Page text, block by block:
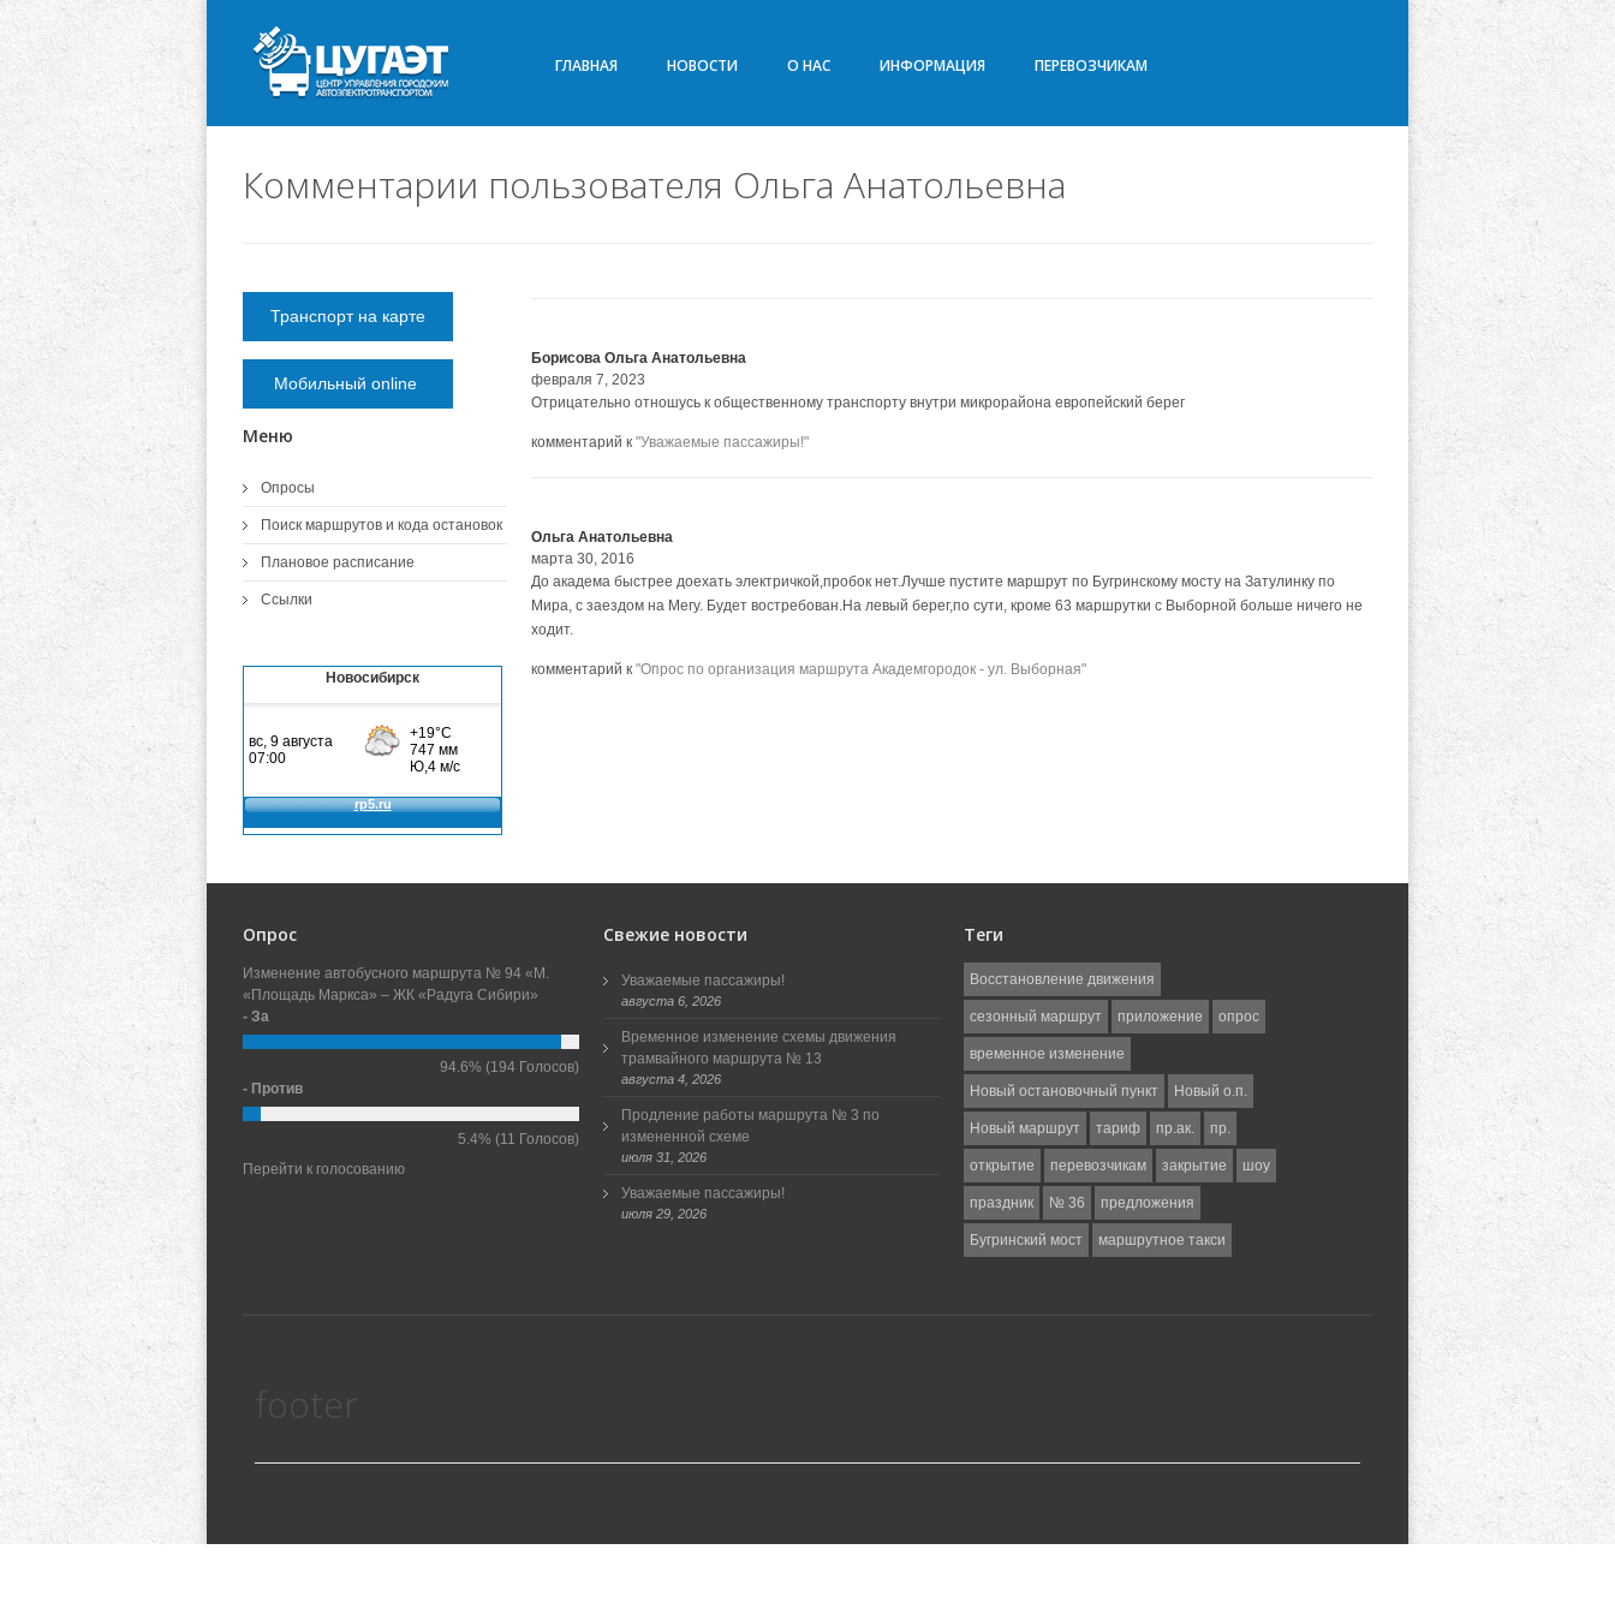
ГЛАВНАЯ НОВОСТИ О НАС ИНФОРМАЦИЯ ПЕРЕВОЗЧИКАМ
Комментарии пользователя Ольга Анатольевна
Борисова Ольга Анатольевна
февраля 7, 2023
Отрицательно отношусь к общественному транспорту внутри микрорайона европейский берег
комментарий к "Уважаемые пассажиры!"
Ольга Анатольевна
марта 30, 2016
До академа быстрее доехать электричкой,пробок нет.Лучше пустите маршрут по Бугринскому мосту на Затулинку по
Мира, с заездом на Мегу. Будет востребован.На левый берег,по сути, кроме 63 маршрутки с Выборной больше ничего не
ходит.
комментарий к "Опрос по организация маршрута Академгородок - ул. Выборная"
Транспорт на карте
Мобильный online
Меню
Опросы
Поиск маршрутов и кода остановок
Плановое расписание
Ссылки
Новосибирск
Опрос
Изменение автобусного маршрута № 94 «М.
«Площадь Маркса» – ЖК «Радуга Сибири»
- За
94.6% (194 Голосов)
- Против
5.4% (11 Голосов)
Перейти к голосованию
Свежие новости
Уважаемые пассажиры!
августа 6, 2026
Временное изменение схемы движения
трамвайного маршрута № 13
августа 4, 2026
Продление работы маршрута № 3 по
измененной схеме
июля 31, 2026
Уважаемые пассажиры!
июля 29, 2026
Теги
Восстановление движения
сезонный маршрут приложение опрос
временное изменение
Новый остановочный пункт Новый о.п.
Новый маршрут тариф пр.ак. пр.
открытие перевозчикам закрытие шоу
праздник № 36 предложения
Бугринский мост маршрутное такси
footer